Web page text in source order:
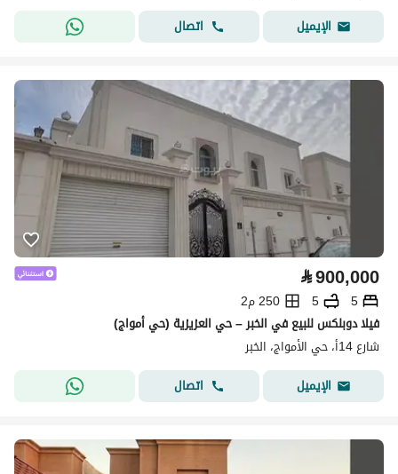
الإيميل
اتصال
⃁900,000
5
5
250 م2
فيلا دوبلكس للبيع في الخبر – حي العزيزية (حي أمواج)
شارع 14أ، حي الأمواج، الخبر
الإيميل
اتصال